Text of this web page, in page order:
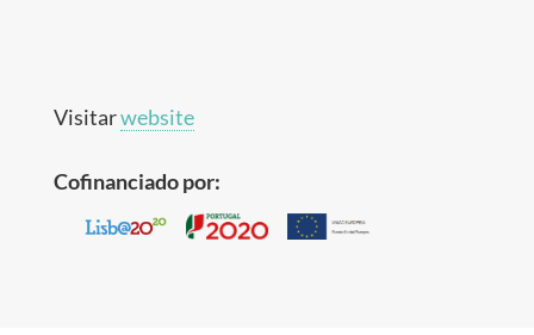
Visitarwebsite
Cofinanciado por: